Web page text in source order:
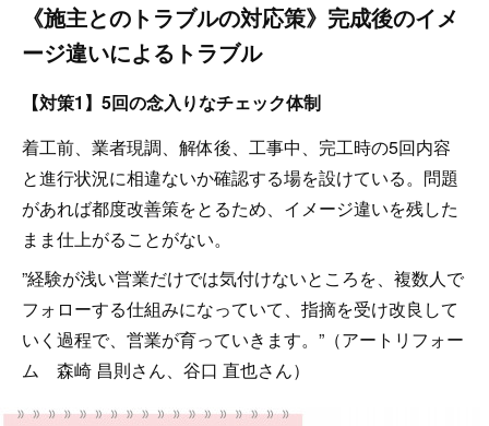
《施主とのトラブルの対応策》完成後のイメ
ージ違いによるトラブル
【対策1】5回の念入りなチェック体制
着工前、業者現調、解体後、工事中、完工時の5回内容
と進行状況に相違ないか確認する場を設けている。問題
があれば都度改善策をとるため、イメージ違いを残した
まま仕上がることがない。
”経験が浅い営業だけでは気付けないところを、複数人で
フォローする仕組みになっていて、指摘を受け改良して
いく過程で、営業が育っていきます。”（アートリフォー
ム 森崎 昌則さん、谷口 直也さん）